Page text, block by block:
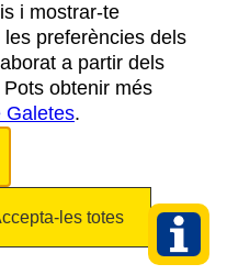
i mostrar-te
preferències dels
a partir dels
obtenir més
Galetes.
les totes